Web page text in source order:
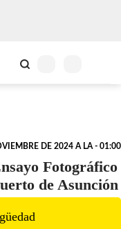
DE 2024 A LA - 01:00
Fotográfico
de Asunción